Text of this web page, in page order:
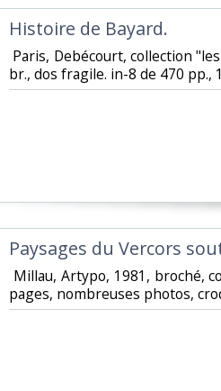
‎Histoire de Bayard.‎
Paris, Debécourt, collection
br., dos fragile. in-8 de 470 pp.,
‎Paysages du Vercors
Millau, Artypo, 1981, broché,
pages, nombreuses photos,